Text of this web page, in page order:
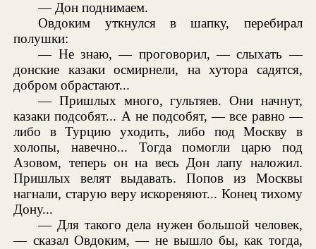
— Дон поднимаем.
Овдоким уткнулся в шапку, перебирал
полушки:
— Не знаю, — проговорил, — слыхать —
донские казаки осмирнели, на хутора садятся,
добром обрастают...
— Пришлых много, гультяев. Они начнут,
казаки подсобят... А не подсобят, — все равно —
либо в Турцию уходить, либо под Москву в
холопы, навечно... Тогда помогли царю под
Азовом, теперь он на весь Дон лапу наложил.
Пришлых велят выдавать. Попов из Москвы
нагнали, старую веру искореняют... Конец тихому
Дону...
— Для такого дела нужен большой человек,
— сказал Овдоким, — не вышло бы, как тогда,